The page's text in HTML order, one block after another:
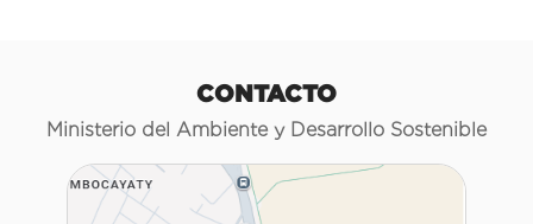
CONTACTO
Ministerio del Ambiente y Desarrollo Sostenible